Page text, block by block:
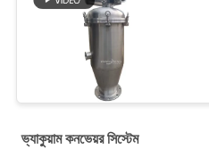
ভ্যাকুয়াম কনভেয়র সিস্টেম